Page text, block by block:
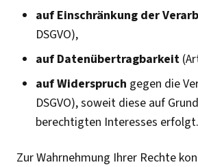
auf Einschränkung der
DSGVO),
auf Datenübertragbarkeit
auf Widerspruch gegen die
DSGVO), soweit diese auf
berechtigten Interesses erfolgt.
Zur Wahrnehmung Ihrer Rechte